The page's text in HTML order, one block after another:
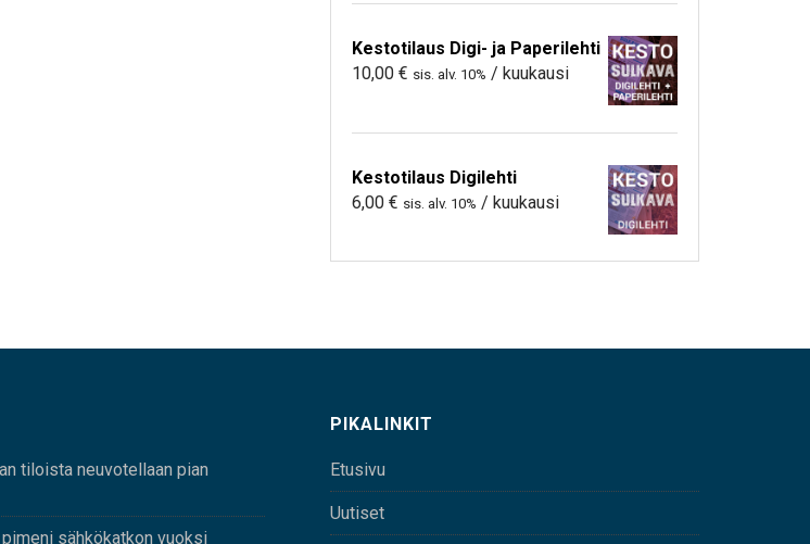
Kestotilaus Digi- ja Paperilehti
10,00 € sis. alv. 10% / kuukausi
Kestotilaus Digilehti
6,00 € sis. alv. 10% / kuukausi
tiloista neuvotellaan pian
sähkökatkon vuoksi
PIKALINKIT
Etusivu
Uutiset